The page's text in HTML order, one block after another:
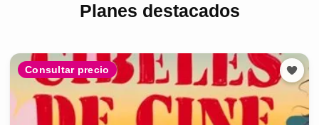
Planes destacados
Consultar precio